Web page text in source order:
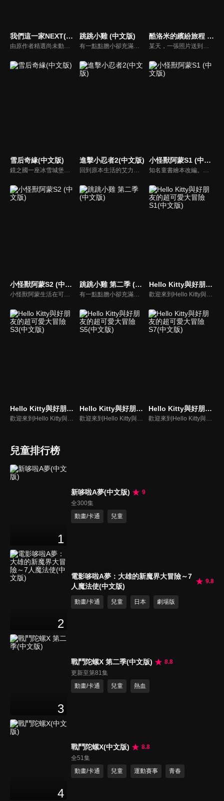
我們這一家NEXT(中文版) 跳跳小雞 (中文版)
有一點點膽小卻充滿好奇心的「帶骨雞」，和總是用小跳步靠過來的舞蹈老師「小跳步青蛙老師」，以及其他具有獨特個性的夥伴們跳舞大活耀！在家裡和各種地方以「身體動了，心也舞動了起來♪」為主題的角色人物。這是關於不可思議的夥伴們與愉快舞蹈的故事。
酷洛米的繽紛旅程 (中文版)
雪后奇緣(中文版)
鏡之國一座冰雪城堡，冰雪女王警告女兒艾拉神祕封印下住著邪惡的冰雪妖魔。山精旅行家來到冰雪城堡探險，卻意外打開封印，釋放出邪惡冰雪妖魔不僅擾亂鏡之國和人類世界。艾拉和山精一起尋找冒險家凱和格爾達，只有他們能幫助對付冰雪妖魔。究竟他們能否擊敗這些冰雪妖魔，解除鏡之國和人類世界的危機？
進擊小忍者2(中文版)
回到原本生活的艾力克斯，正煩惱著和潔西卡之間的關係不順遂，此時忍者突然以刺蝟之姿出現在他面前，原來艾普明快要被釋放了！憑藉著艾力克斯聰明的腦袋，他們來到泰國，艾力克斯和忍者也在不斷磨合中，成為最佳拍檔，甚至團隊還多了尚恩加入！
小怪獸阿蒙S1 (中文版)
知名童書繪本改編。故事講述的是小怪獸阿蒙醜醜的外表下，有著一顆敏感細膩的心。他希望有人能愛他，包容他，陪伴他，愛他本來的樣子。這個系列圍繞“愛”的主題，恰恰是父母對孩子所有愛的表現。
小怪獸阿蒙S2 (中文版)
小怪獸阿蒙生活在可愛的絨毛鎮上，他每天都會面對一些有趣的挑戰。幸運地是他是你見過最有愛心的小怪獸，並且在他的朋友們的幫助下，他會從中找到正確的事去做(即使他還不知道那是什麼)，學會跟隨他自己的內心。
跳跳小雞 第二季 (中文版)
有一點點膽小卻充滿好奇心的"帶骨雞"，和總是用小跳步靠過來的舞蹈老師"小跳步青蛙老師"，以及其他具有獨特個性的夥伴們跳舞大活耀！在家裡和各種地方以「身體動了，心也舞動了起來♪」為主題。
Hello Kitty與好朋友的超可愛大冒險S1(中文版)
歡迎來到Hello Kitty與好朋友的超可愛大冒險!與Hello Kitty, 大眼蛙, 酷企鵝, 美樂蒂, 布丁狗還有酷洛米, 準備和朋友們一起經歷有趣的冒險吧!
Hello Kitty與好朋友的超可愛大冒險S3(中文版)
歡迎來到Hello Kitty與好朋友的超可愛大冒險!與Hello Kitty, 大眼蛙, 酷企鵝, 美樂蒂, 布丁狗還有酷洛米, 準備和朋友們一起經歷有趣的冒險吧!
Hello Kitty與好朋友的超可愛大冒險S5(中文版)
歡迎來到Hello Kitty與好朋友的超可愛大冒險!與Hello Kitty, 大眼蛙, 酷企鵝, 美樂蒂, 布丁狗還有酷洛米, 準備和朋友們一起經歷有趣的冒險吧!
Hello Kitty與好朋友的超可愛大冒險S7(中文版)
歡迎來到Hello Kitty與好朋友的超可愛大冒險! 與Hello Kitty, 大眼蛙, 酷企鵝, 美樂蒂, 布丁狗還有酷洛米, 準備和朋友們一起經歷有趣的冒險吧!
兒童排行榜
1
新哆啦A夢(中文版)
9
全300集
動畫/卡通
兒童
2
電影哆啦A夢：大雄的新魔界大冒險～7
人魔法使(中文版)
9.8
動畫/卡通 兒童 日本 劇場版
3
戰鬥陀螺X 第二季(中文版)
8.8
更新至第81集
動畫/卡通
兒童 熱血
4
戰鬥陀螺X(中文版)
8.8
全51集
動畫/卡通
兒童 運動賽事 青春